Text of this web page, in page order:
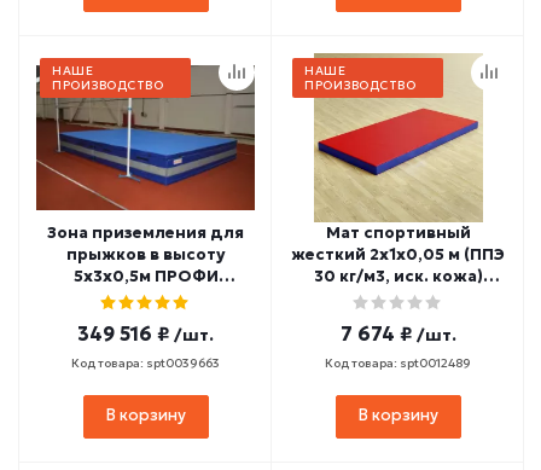
НАШЕ
ПРОИЗВОДСТВО
Зона приземления для
прыжков в высоту
5х3х0,5м ПРОФИ
(антишиповочный мат)
349 516 ₽ /шт.
Код товара: spt0039663
В корзину
НАШЕ
ПРОИЗВОДСТВО
Мат спортивный
жесткий 2х1х0,05 м (ППЭ
30 кг/м3, иск. кожа)
МЖ-14
7 674 ₽ /шт.
Код товара: spt0012489
В корзину